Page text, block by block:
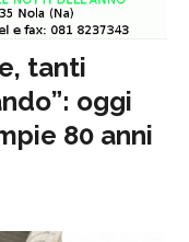
tanti
oggi
80 anni